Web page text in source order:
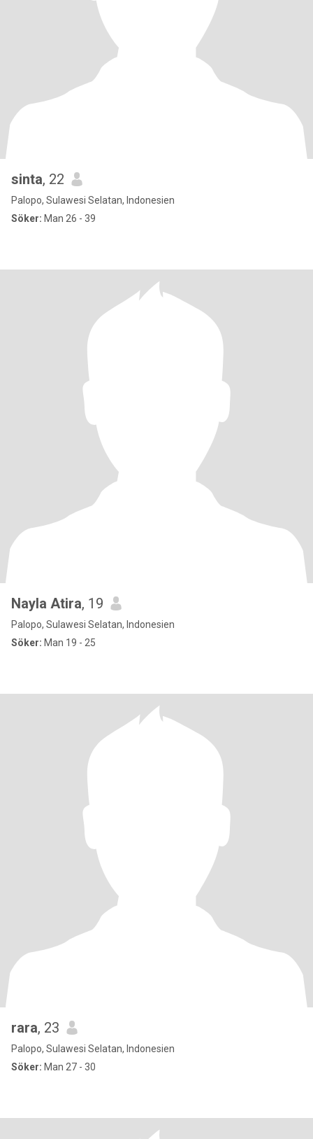
sinta, 22
Palopo, Sulawesi Selatan, Indonesien
Söker: Man 26 - 39
Nayla Atira, 19
Palopo, Sulawesi Selatan, Indonesien
Söker: Man 19 - 25
rara, 23
Palopo, Sulawesi Selatan, Indonesien
Söker: Man 27 - 30